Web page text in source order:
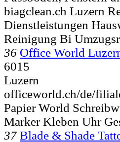
biagclean.ch Luzern
Dienstleistungen
Reinigung Bi
36 Office World
6015
Luzern
officeworld.ch/de/
Papier World
Marker Kleben Uhr
37 Blade & Shade